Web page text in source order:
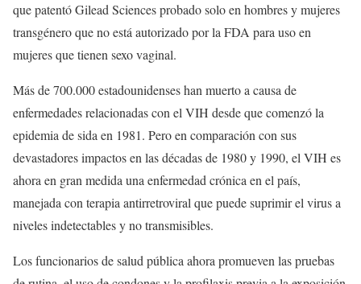
que patentó Gilead Sciences probado solo en hombres y mujeres
transgénero que no está autorizado por la FDA para uso en
mujeres que tienen sexo vaginal.
Más de 700.000 estadounidenses han muerto a causa de
enfermedades relacionadas con el VIH desde que comenzó la
epidemia de sida en 1981. Pero en comparación con sus
devastadores impactos en las décadas de 1980 y 1990, el VIH es
ahora en gran medida una enfermedad crónica en el país,
manejada con terapia antirretroviral que puede suprimir el virus a
niveles indetectables y no transmisibles.
Los funcionarios de salud pública ahora promueven las pruebas